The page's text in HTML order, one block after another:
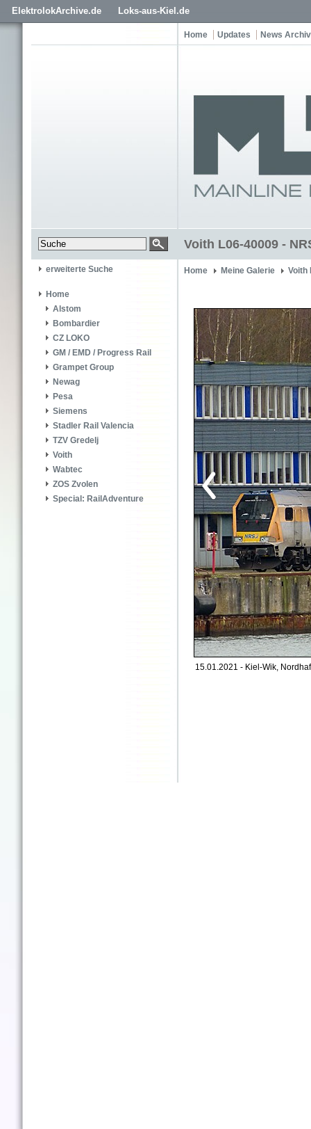
ElektrolokArchive.de Loks-aus-Kiel.de
Home Updates News Archiv
Voith L06-40009 -
erweiterte Suche
Home
Alstom
Bombardier
CZ LOKO
GM / EMD / Progress Rail
Grampet Group
Newag
Pesa
Siemens
Stadler Rail Valencia
TZV Gredelj
Voith
Wabtec
ZOS Zvolen
Special: RailAdventure
Home Meine Galerie Voith
15.01.2021 - Kiel-Wik,